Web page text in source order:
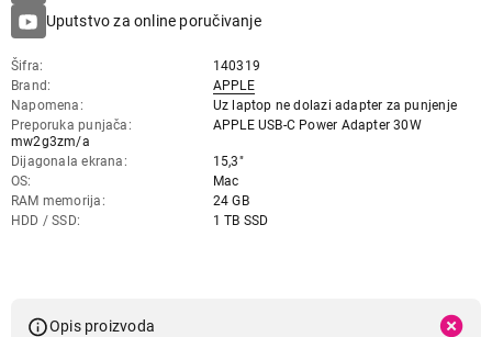
Uputstvo za online poručivanje
Šifra
140319
Brand
APPLE
Napomena
Uz laptop ne dolazi adapter za punjenje
Preporuka punjača
APPLE USB-C Power Adapter 30W
mw2g3zm/a
Dijagonala ekrana
15,3"
OS
Mac
RAM memorija
24 GB
HDD / SSD
1 TB SSD
Opis proizvoda